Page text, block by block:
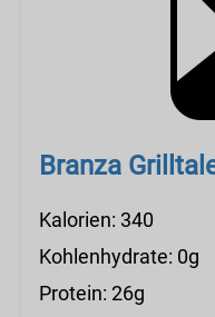
Branza
Kalorien: 340
Kohlenhydrate: 0g
Protein: 26g